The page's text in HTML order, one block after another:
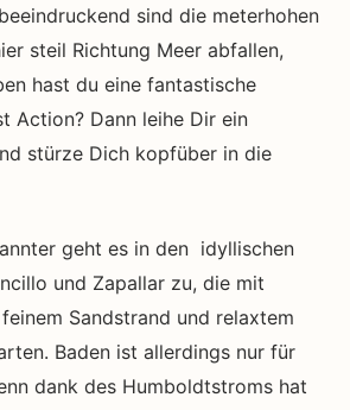
sind die meterhohen
steil Richtung Meer abfallen,
hast du eine fantastische
Action? Dann leihe Dir ein
stürze Dich kopfüber in die
geht es in den idyllischen
und Zapallar zu, die mit
Sandstrand und relaxtem
Baden ist allerdings nur für
dank des Humboldtstroms hat